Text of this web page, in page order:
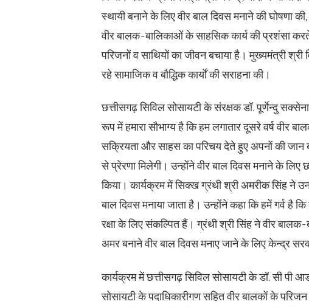
स्थायी बनाने के लिए वीर बाल दिवस मनाने की घोषणा
वीर बालक-बालिकाओं के साहसिक कार्य की प्रशंसा
परिजनों व साथियों का जीवन बचाया है। मुख्यमंत्री श्री
रहे सामाजिक व बौद्धिक कार्यों की सराहना की।
छत्तीसगढ़ सिविल सोसायटी के संरक्षक डॉ. पूर्णेन्दु
रूप में हमारा सौभाग्य है कि हम लगातार दूसरे वर्ष वीर
सक्रियता और साहस का परिचय देते हुए अपनों की जान
से प्रेरणा मिलेगी। उन्होंने वीर बाल दिवस मनाने के लिए
किया। कार्यक्रम में सिक्ख ग्रंथी श्री अमरीक सिंह ने उन
बाल दिवस मनाया जाता है। उन्होंने कहा कि हमें गर्व
रक्षा के लिए संकल्पित हैं। ग्रंथी श्री सिंह ने वीर
अमर बनाने वीर बाल दिवस मनाए जाने के लिए केन्द्र
कार्यक्रम में छत्तीसगढ़ सिविल सोसायटी के डॉ. सी पी
सोसायटी के पदाधिकारीगण सहित वीर बालकों के